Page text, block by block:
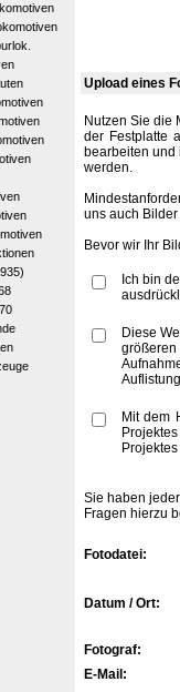
Upload eines
Nutzen Sie die
der Festplatte
bearbeiten und
werden.
uns auch
Bevor wir Ihr
Ich bin
Diese
Mit dem
Sie haben
Fragen hierzu
Fotodatei:
Datum / Ort:
Fotograf:
E-Mail: